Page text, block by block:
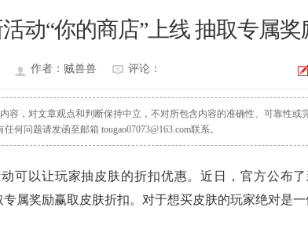
频道
游戏专题
荒野行动
活动“你的商店”上线 抽取专属奖
作者：贼兽兽 评论：
容，对文章观点和判断保持中立，不对所包含内容的准确性、可靠性或
何问题请发函至邮箱 tougao07073@163.com联系。
以让玩家抽皮肤的折扣优惠。近日，官方公布了
属奖励赢取皮肤折扣。对于想买皮肤的玩家绝对是一